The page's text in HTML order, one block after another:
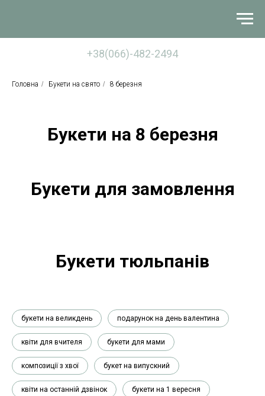
+38(066)-482-2494
Головна / Букети на свято / 8 березня
Букети на 8 березня
Букети для замовлення
Букети тюльпанів
букети на великдень подарунок на день валентина
квіти для вчителя букети для мами
композиції з хвої букет на випускний
квіти на останній дзвінок букети на 1 вересня